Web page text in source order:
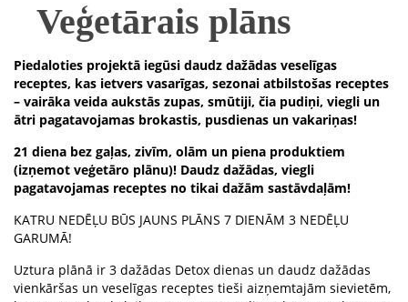
Veģetārais plāns
Piedaloties projektā iegūsi daudz dažādas veselīgas
receptes, kas ietvers vasarīgas, sezonai atbilstošas receptes
– vairāka veida aukstās zupas, smūtiji, čia pudiņi, viegli un
ātri pagatavojamas brokastis, pusdienas un vakariņas!
21 diena bez gaļas, zivīm, olām un piena produktiem
(izņemot veģetāro plānu)! Daudz dažādas, viegli
pagatavojamas receptes no tikai dažām sastāvdaļām!
KATRU NEDĒĻU BŪS JAUNS PLĀNS 7 DIENĀM 3 NEDĒĻU
GARUMĀ!
Uztura plānā ir 3 dažādas Detox dienas un daudz dažādas
vienkāršas un veselīgas receptes tieši aizņemtajām sievietēm,